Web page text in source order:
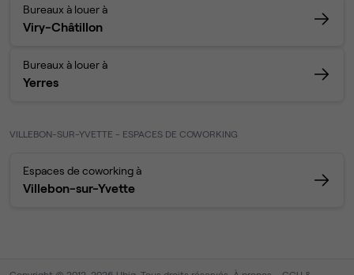
Bureaux à louer à
Viry-Châtillon
Bureaux à louer à
Yerres
VILLEBON-SUR-YVETTE - ESPACES DE COWORKING
Espaces de coworking à
Villebon-sur-Yvette